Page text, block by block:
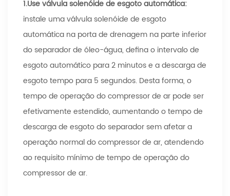
1.Use válvula solenóide de esgoto automática:
instale uma válvula solenóide de esgoto
automática na porta de drenagem na parte inferior
do separador de óleo-água, defina o intervalo de
esgoto automático para 2 minutos e a descarga de
esgoto tempo para 5 segundos. Desta forma, o
tempo de operação do compressor de ar pode ser
efetivamente estendido, aumentando o tempo de
descarga de esgoto do separador sem afetar a
operação normal do compressor de ar, atendendo
ao requisito mínimo de tempo de operação do
compressor de ar.